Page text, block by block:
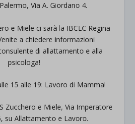
Via A. Giordano 4.
e Miele ci sarà la IBCLC Regina
a chiedere informazioni
di allattamento e alla
psicologa!
15 alle 19: Lavoro di Mamma!
Zucchero e Miele, Via Imperatore
su Allattamento e Lavoro.